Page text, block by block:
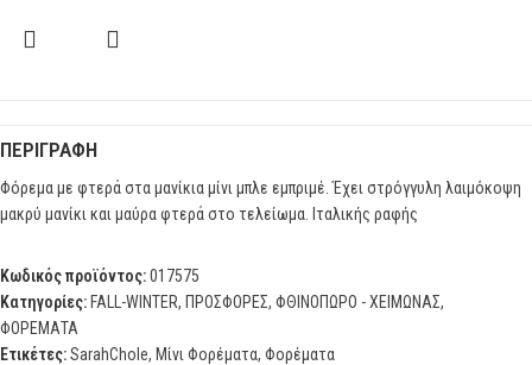
ΠΕΡΙΓΡΑΦΉ
Φόρεμα με φτερά στα μανίκια μίνι μπλε εμπριμέ. Έχει στρόγγυλη λαιμόκοψη
μακρύ μανίκι και μαύρα φτερά στο τελείωμα. Ιταλικής ραφής
Κωδικός προϊόντος:017575
Κατηγορίες: FALL-WINTER, ΠΡΟΣΦΟΡΕΣ, ΦΘΙΝΟΠΩΡΟ - ΧΕΙΜΩΝΑΣ,
ΦΟΡΕΜΑΤΑ
Ετικέτες:SarahChole, Μίνι Φορέματα, Φορέματα